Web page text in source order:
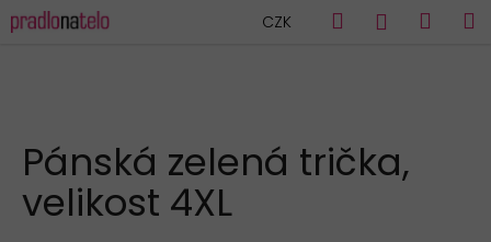
na
CZK Hledat
Pánská zelená trička,
velikost 4XL
K
o
o
p
o